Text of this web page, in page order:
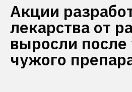
Акции
лекарства от
выросли после
чужого